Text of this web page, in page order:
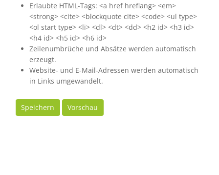
Erlaubte HTML-Tags: <a href hreflang> <em>
<strong> <cite> <blockquote cite> <code> <ul type>
<ol start type> <li> <dl> <dt> <dd> <h2 id> <h3 id>
<h4 id> <h5 id> <h6 id>
Zeilenumbrüche und Absätze werden automatisch
erzeugt.
Website- und E-Mail-Adressen werden automatisch
in Links umgewandelt.
Speichern Vorschau